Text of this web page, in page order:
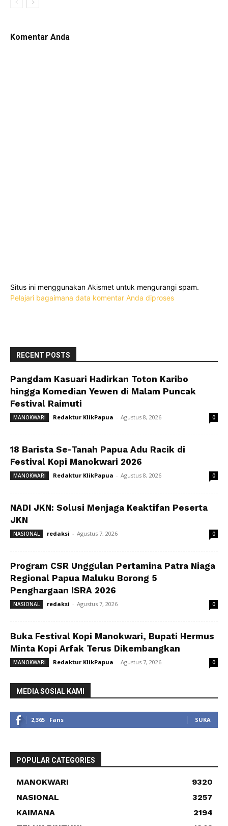
Komentar Anda
Situs ini menggunakan Akismet untuk mengurangi spam.
Pelajari bagaimana data komentar Anda diproses
RECENT POSTS
Pangdam Kasuari Hadirkan Toton Karibo
hingga Komedian Yewen di Malam Puncak
Festival Raimuti
MANOKWARI Redaktur KlikPapua - Agustus 8, 2026 0
18 Barista Se-Tanah Papua Adu Racik di
Festival Kopi Manokwari 2026
MANOKWARI Redaktur KlikPapua - Agustus 8, 2026 0
NADI JKN: Solusi Menjaga Keaktifan Peserta
JKN
NASIONAL redaksi - Agustus 7, 2026 0
Program CSR Unggulan Pertamina Patra Niaga
Regional Papua Maluku Borong 5
Penghargaan ISRA 2026
NASIONAL redaksi - Agustus 7, 2026 0
Buka Festival Kopi Manokwari, Bupati Hermus
Minta Kopi Arfak Terus Dikembangkan
MANOKWARI Redaktur KlikPapua - Agustus 7, 2026 0
MEDIA SOSIAL KAMI
2,365 Fans SUKA
POPULAR CATEGORIES
MANOKWARI
9320
NASIONAL
3257
KAIMANA
2194